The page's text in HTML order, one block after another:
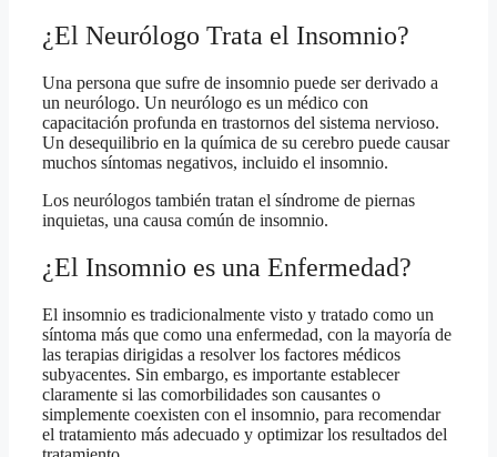
¿El Neurólogo Trata el Insomnio?
Una persona que sufre de insomnio puede ser derivado a
un neurólogo. Un neurólogo es un médico con
capacitación profunda en trastornos del sistema nervioso.
Un desequilibrio en la química de su cerebro puede causar
muchos síntomas negativos, incluido el insomnio.
Los neurólogos también tratan el síndrome de piernas
inquietas, una causa común de insomnio.
¿El Insomnio es una Enfermedad?
El insomnio es tradicionalmente visto y tratado como un
síntoma más que como una enfermedad, con la mayoría de
las terapias dirigidas a resolver los factores médicos
subyacentes. Sin embargo, es importante establecer
claramente si las comorbilidades son causantes o
simplemente coexisten con el insomnio, para recomendar
el tratamiento más adecuado y optimizar los resultados del